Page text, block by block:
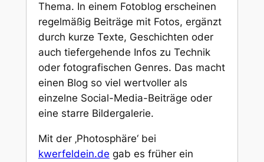
Thema. In einem Fotoblog erscheinen
regelmäßig Beiträge mit Fotos, ergänzt
durch kurze Texte, Geschichten oder
auch tiefergehende Infos zu Technik
oder fotografischen Genres. Das macht
einen Blog so viel wertvoller als
einzelne Social-Media-Beiträge oder
eine starre Bildergalerie.
Mit der ‚Photosphäre‘ bei
kwerfeldein.de gab es früher ein